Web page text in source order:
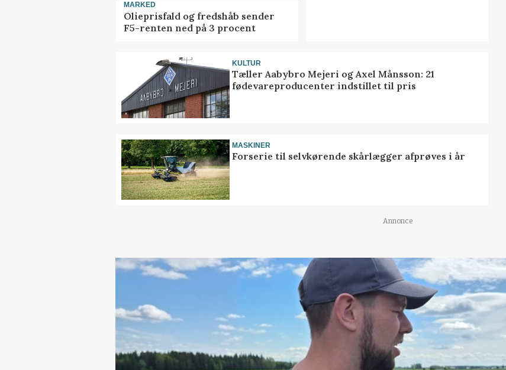
MARKED
Olieprisfald og fredshåb sender
F5-renten ned på 3 procent
KULTUR
Tæller Aabybro Mejeri og Axel Månsson: 21
fødevareproducenter indstillet til pris
MASKINER
Forserie til selvkørende skårlægger afprøves i år
Annonce